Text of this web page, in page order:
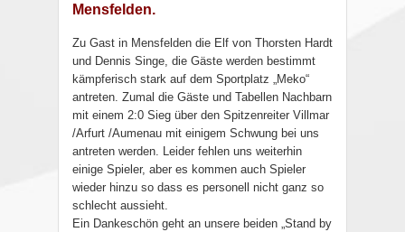
Mensfelden.
Zu Gast in Mensfelden die Elf von Thorsten Hardt
und Dennis Singe, die Gäste werden bestimmt
kämpferisch stark auf dem Sportplatz „Meko“
antreten. Zumal die Gäste und Tabellen Nachbarn
mit einem 2:0 Sieg über den Spitzenreiter Villmar
/Arfurt /Aumenau mit einigem Schwung bei uns
antreten werden. Leider fehlen uns weiterhin
einige Spieler, aber es kommen auch Spieler
wieder hinzu so dass es personell nicht ganz so
schlecht aussieht.
Ein Dankeschön geht an unsere beiden „Stand by